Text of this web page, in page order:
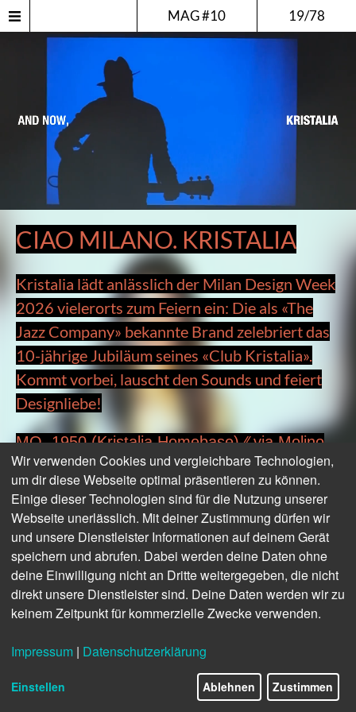
MAG #10 19/78
CIAO MILANO. KRISTALIA
Kristalia lädt anlässlich der Milan Design Week
2026 vielerorts zum Feiern ein: Die als «The
Jazz Company» bekannte Brand zelebriert das
10-jährige Jubiläum seines «Club Kristalia».
Kommt vorbei, lauscht den Sounds und feiert
Designliebe!
MO. 1950 (Kristalia Homebase) ⁄⁄ via Molino
Delle Armi 14
Event: Do. (23.04.), 18.30 Uhr
House of Finemateria ⁄⁄ via Cadibona 9
Events: Di. (21.04.), Mi. (22.04.), Fr. (24.04.),
19.30 Uhr ⁄⁄ Do. (23.04.), 19.00 Uhr
Seventy Venezia ⁄⁄ via Solferino 7
Event: Mi. (22.04.), 18.30 Uhr
Wir verwenden Cookies und vergleichbare Technologien,
um dir diese Webseite optimal präsentieren zu können.
Einige dieser Technologien sind für die Nutzung unserer
Webseite unerlässlich. Mit deiner Zustimmung dürfen wir
und unsere Dienstleister Informationen auf deinem Gerät
speichern und abrufen. Dabei werden deine Daten ohne
deine Einwilligung nicht an Dritte weitergegeben, die nicht
direkt unsere Dienstleister sind. Deine Daten werden wir zu
keinem Zeitpunkt für kommerzielle Zwecke verwenden.
Impressum | Datenschutzerklärung
Einstellen Ablehnen Zustimmen